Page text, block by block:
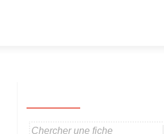
Search